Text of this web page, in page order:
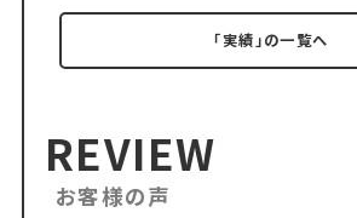
「実績」の一覧へ
REVIEW
お客様の声